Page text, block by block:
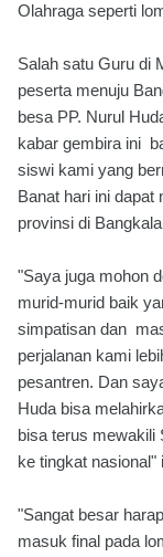
Olahraga seperti
Salah satu Guru di
peserta menuju
besa PP. Nurul
kabar gembira ini
siswi kami yang
Banat hari ini dapat
provinsi di
"Saya juga mohon
murid-murid baik
simpatisan dan
perjalanan kami
pesantren. Dan
Huda bisa
bisa terus mewakili
ke tingkat nasional"
"Sangat besar
masuk final pada